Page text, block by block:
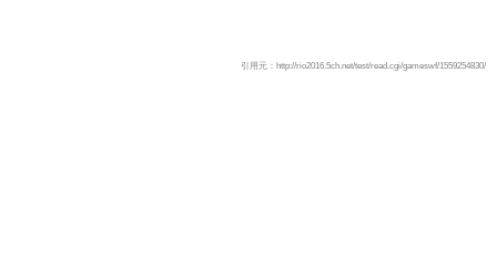
引用元：http://rio2016.5ch.net/test/read.cgi/gameswf/1559254830/